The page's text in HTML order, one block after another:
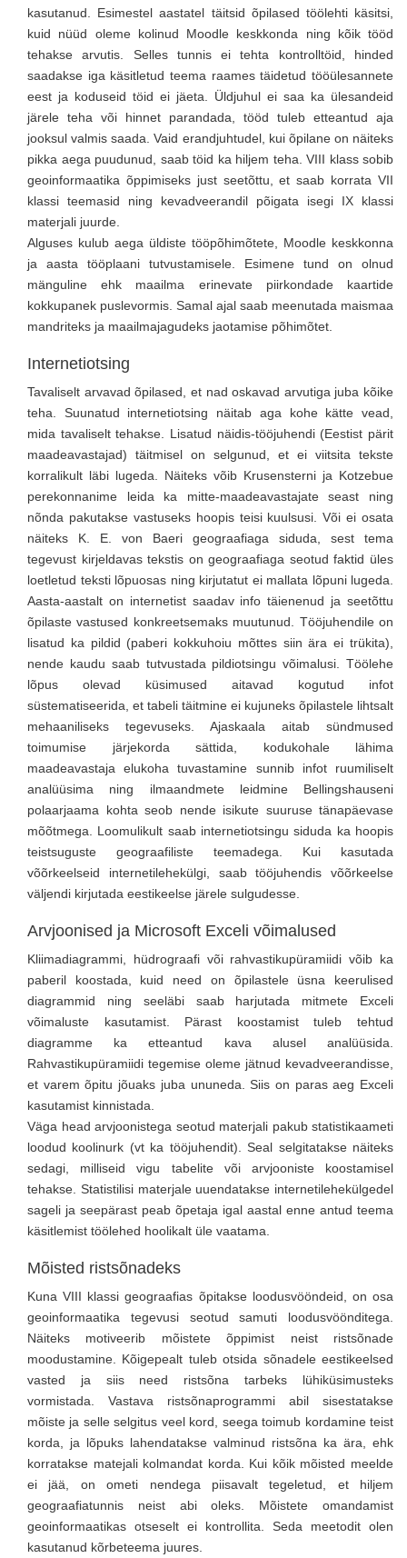
kasutanud. Esimestel aastatel täitsid õpilased töölehti käsitsi,
kuid nüüd oleme kolinud Moodle keskkonda ning kõik tööd
tehakse arvutis. Selles tunnis ei tehta kontrolltöid, hinded
saadakse iga käsitletud teema raames täidetud tööülesannete
eest ja koduseid töid ei jäeta. Üldjuhul ei saa ka ülesandeid
järele teha või hinnet parandada, tööd tuleb etteantud aja
jooksul valmis saada. Vaid erandjuhtudel, kui õpilane on näiteks
pikka aega puudunud, saab töid ka hiljem teha. VIII klass sobib
geoinformaatika õppimiseks just seetõttu, et saab korrata VII
klassi teemasid ning kevadveerandil põigata isegi IX klassi
materjali juurde.
Alguses kulub aega üldiste tööpõhimõtete, Moodle keskkonna
ja aasta tööplaani tutvustamisele. Esimene tund on olnud
mänguline ehk maailma erinevate piirkondade kaartide
kokkupanek puslevormis. Samal ajal saab meenutada maismaa
mandriteks ja maailmajagudeks jaotamise põhimõtet.
Internetiotsing
Tavaliselt arvavad õpilased, et nad oskavad arvutiga juba kõike
teha. Suunatud internetiotsing näitab aga kohe kätte vead,
mida tavaliselt tehakse. Lisatud näidis-tööjuhendi (Eestist pärit
maadeavastajad) täitmisel on selgunud, et ei viitsita tekste
korralikult läbi lugeda. Näiteks võib Krusensterni ja Kotzebue
perekonnanime leida ka mitte-maadeavastajate seast ning
nõnda pakutakse vastuseks hoopis teisi kuulsusi. Või ei osata
näiteks K. E. von Baeri geograafiaga siduda, sest tema
tegevust kirjeldavas tekstis on geograafiaga seotud faktid üles
loetletud teksti lõpuosas ning kirjutatut ei mallata lõpuni lugeda.
Aasta-aastalt on internetist saadav info täienenud ja seetõttu
õpilaste vastused konkreetsemaks muutunud. Tööjuhendile on
lisatud ka pildid (paberi kokkuhoiu mõttes siin ära ei trükita),
nende kaudu saab tutvustada pildiotsingu võimalusi. Töölehe
lõpus olevad küsimused aitavad kogutud infot
süstematiseerida, et tabeli täitmine ei kujuneks õpilastele lihtsalt
mehaaniliseks tegevuseks. Ajaskaala aitab sündmused
toimumise järjekorda sättida, kodukohale lähima
maadeavastaja elukoha tuvastamine sunnib infot ruumiliselt
analüüsima ning ilmaandmete leidmine Bellingshauseni
polaarjaama kohta seob nende isikute suuruse tänapäevase
mõõtmega. Loomulikult saab internetiotsingu siduda ka hoopis
teistsuguste geograafiliste teemadega. Kui kasutada
võõrkeelseid internetilehekülgi, saab tööjuhendis võõrkeelse
väljendi kirjutada eestikeelse järele sulgudesse.
Arvjoonised ja Microsoft Exceli võimalused
Kliimadiagrammi, hüdrograafi või rahvastikupüramiidi võib ka
paberil koostada, kuid need on õpilastele üsna keerulised
diagrammid ning seeläbi saab harjutada mitmete Exceli
võimaluste kasutamist. Pärast koostamist tuleb tehtud
diagramme ka etteantud kava alusel analüüsida.
Rahvastikupüramiidi tegemise oleme jätnud kevadveerandisse,
et varem õpitu jõuaks juba ununeda. Siis on paras aeg Exceli
kasutamist kinnistada.
Väga head arvjoonistega seotud materjali pakub statistikaameti
loodud koolinurk (vt ka tööjuhendit). Seal selgitatakse näiteks
sedagi, milliseid vigu tabelite või arvjooniste koostamisel
tehakse. Statistilisi materjale uuendatakse internetilehekülgedel
sageli ja seepärast peab õpetaja igal aastal enne antud teema
käsitlemist töölehed hoolikalt üle vaatama.
Mõisted ristsõnadeks
Kuna VIII klassi geograafias õpitakse loodusvööndeid, on osa
geoinformaatika tegevusi seotud samuti loodusvöönditega.
Näiteks motiveerib mõistete õppimist neist ristsõnade
moodustamine. Kõigepealt tuleb otsida sõnadele eestikeelsed
vasted ja siis need ristsõna tarbeks lühiküsimusteks
vormistada. Vastava ristsõnaprogrammi abil sisestatakse
mõiste ja selle selgitus veel kord, seega toimub kordamine teist
korda, ja lõpuks lahendatakse valminud ristsõna ka ära, ehk
korratakse matejali kolmandat korda. Kui kõik mõisted meelde
ei jää, on ometi nendega piisavalt tegeletud, et hiljem
geograafiatunnis neist abi oleks. Mõistete omandamist
geoinformaatikas otseselt ei kontrollita. Seda meetodit olen
kasutanud kõrbeteema juures.